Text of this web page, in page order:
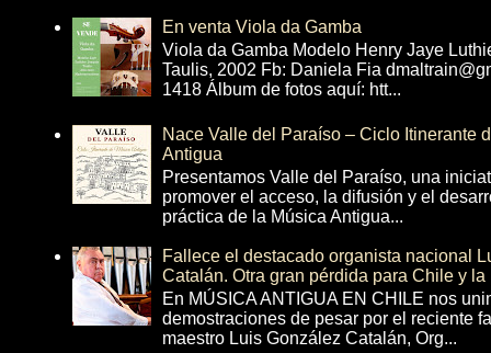
En venta Viola da Gamba
Viola da Gamba Modelo Henry Jaye
Taulis, 2002 Fb: Daniela Fia
1418 Álbum de fotos aquí: htt...
Nace Valle del Paraíso – Ciclo Itinerante
Antigua
Presentamos Valle del Paraíso, una
promover el acceso, la difusión y el
práctica de la Música Antigua...
Fallece el destacado organista nacional
Catalán. Otra gran pérdida para Chile y la
En MÚSICA ANTIGUA EN CHILE nos
demostraciones de pesar por el reciente
maestro Luis González Catalán, Org...